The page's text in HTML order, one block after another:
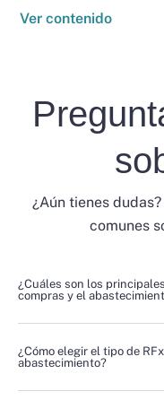
Ver contenido
¿Aún tienes
comunes
¿Cuáles son los
compras y el
¿Cómo elegir el tipo de
abastecimiento?